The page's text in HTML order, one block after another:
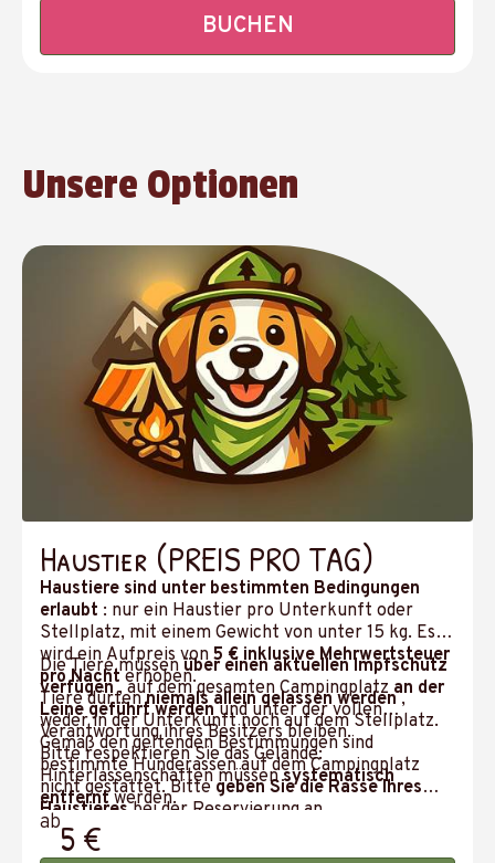
BUCHEN
Unsere Optionen
Haustier (PREIS PRO TAG)
Haustiere sind unter bestimmten Bedingungen
erlaubt : nur ein Haustier pro Unterkunft oder
Stellplatz, mit einem Gewicht von unter 15 kg. Es
wird ein Aufpreis von5 € inklusive Mehrwertsteuer
pro Nachterhoben.
Tiere dürfenniemals allein gelassen werden,
weder in der Unterkunft noch auf dem Stellplatz.
Die Tiere müssenüber einen aktuellen Impfschutz
verfügen, auf dem gesamten Campingplatzan der
Leine geführt werdenund unter der vollen
Verantwortung ihres Besitzers bleiben.
Bitte respektieren Sie das Gelände:
Hinterlassenschaften müssensystematisch
entferntwerden.
Gemäß den geltenden Bestimmungen sind
bestimmte Hunderassen auf dem Campingplatz
nicht gestattet. Bittegeben Sie die Rasse Ihres
Haustieresbei der Reservierung an.
ab5 €